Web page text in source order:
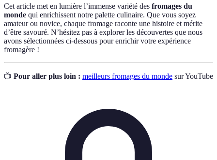
Cet article met en lumière l’immense variété des fromages du
monde qui enrichissent notre palette culinaire. Que vous soyez
amateur ou novice, chaque fromage raconte une histoire et mérite
d’être savouré. N’hésitez pas à explorer les découvertes que nous
avons sélectionnées ci-dessous pour enrichir votre expérience
fromagère !
📺 Pour aller plus loin : meilleurs fromages du monde sur YouTube